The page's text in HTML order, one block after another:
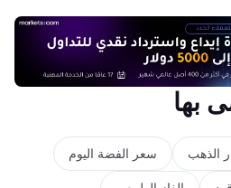
بها
الذهب سعر الفضة اليوم